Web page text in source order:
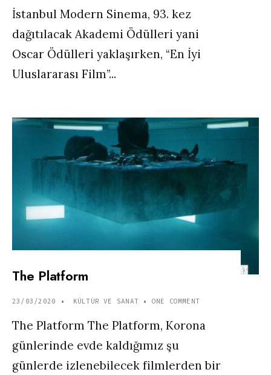
İstanbul Modern Sinema, 93. kez
dağıtılacak Akademi Ödülleri yani
Oscar Ödülleri yaklaşırken, “En İyi
Uluslararası Film”...
The Platform
23/03/2020 • KÜLTÜR VE SANAT • ONE COMMENT
The Platform The Platform, Korona
günlerinde evde kaldığımız şu
günlerde izlenebilecek filmlerden bir